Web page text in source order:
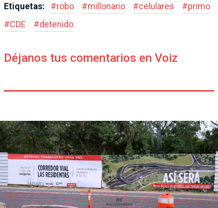
Etiquetas: #robo #millonario #celulares #primo
#CDE #detenido
Déjanos tus comentarios en Voiz